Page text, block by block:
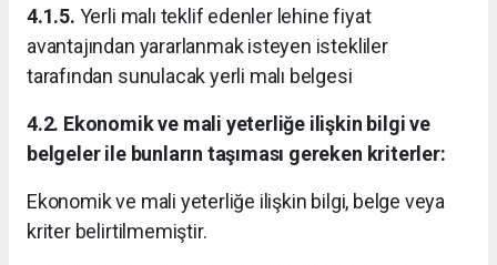
4.1.5. Yerli malı teklif edenler lehine fiyat
avantajından yararlanmak isteyen istekliler
tarafından sunulacak yerli malı belgesi
4.2. Ekonomik ve mali yeterliğe ilişkin bilgi ve
belgeler ile bunların taşıması gereken kriterler:
Ekonomik ve mali yeterliğe ilişkin bilgi, belge veya
kriter belirtilmemiştir.